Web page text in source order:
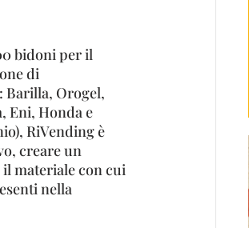
bidoni per il
di
Barilla, Orogel,
Eni, Honda e
RiVending è
creare un
materiale con cui
nella